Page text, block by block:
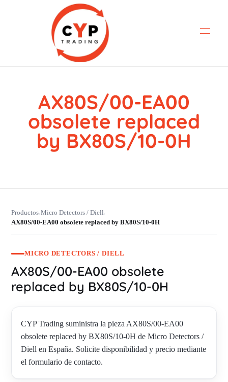
CYP Trading
Professionelle Ersatzteilbeschaffung
AX80S/00-EA00
obsolete replaced
by BX80S/10-0H
Productos›Micro Detectors / Diell›
AX80S/00-EA00 obsolete replaced by BX80S/10-0H
MICRO DETECTORS / DIELL
AX80S/00-EA00 obsolete
replaced by BX80S/10-0H
CYP Trading suministra la pieza AX80S/00-EA00
obsolete replaced by BX80S/10-0H de Micro Detectors /
Diell en España. Solicite disponibilidad y precio mediante
el formulario de contacto.